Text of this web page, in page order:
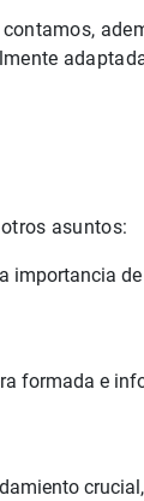
asuntos:
importancia
formada e